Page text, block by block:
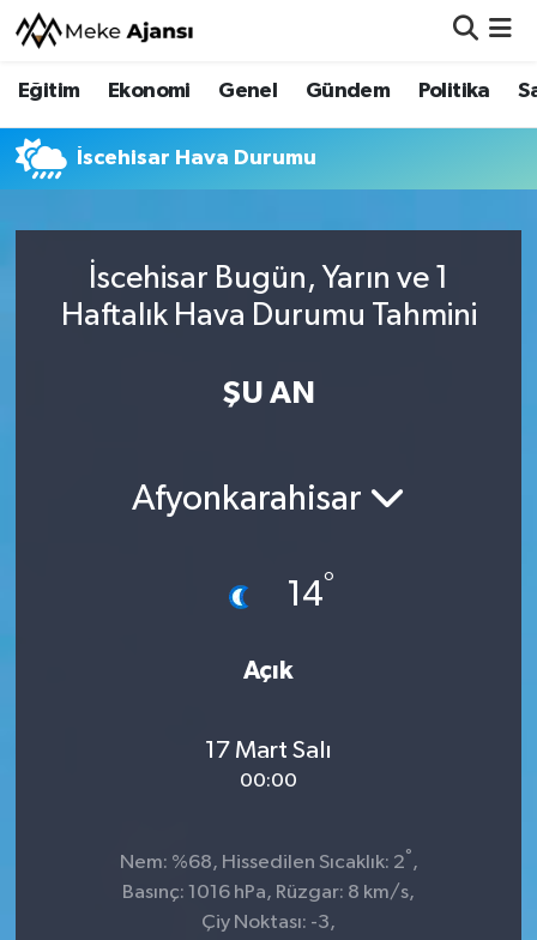
Eğitim Ekonomi Genel Gündem Politika
İscehisar Hava Durumu
İscehisar Bugün, Yarın ve 1
Haftalık Hava Durumu Tahmini
ŞU AN
Afyonkarahisar
14°
Açık
17 Mart Salı
00:00
Nem: %68, Hissedilen Sıcaklık: 2° ,
Basınç: 1016 hPa, Rüzgar: 8 km/s,
Çiy Noktası: -3,
Eğitim
Ekonomi
Gündem
Nöbetçi Eczaneler
Hava Durumu
Trafik Durumu
Haber Arşivi